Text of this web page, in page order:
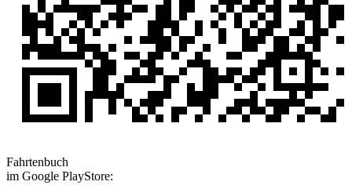
Fahrtenbuch
im Google PlayStore: